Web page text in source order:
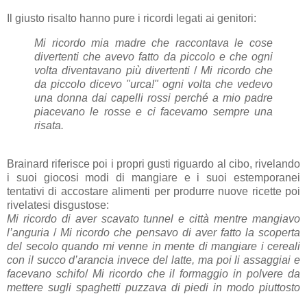
Il giusto risalto hanno pure i ricordi legati ai genitori:
Mi ricordo mia madre che raccontava le cose
divertenti che avevo fatto da piccolo e che ogni
volta diventavano più divertenti/Mi ricordo che
da piccolo dicevo "urca!" ogni volta che vedevo
una donna dai capelli rossi perché a mio padre
piacevano le rosse e ci facevamo sempre una
risata.
Brainard riferisce poi i propri gusti riguardo al cibo, rivelando
i suoi giocosi modi di mangiare e i suoi estemporanei
tentativi di accostare alimenti per produrre nuove ricette poi
rivelatesi disgustose:
Mi ricordo di aver scavato tunnel e città mentre mangiavo
l’anguria/Mi ricordo che pensavo di aver fatto la scoperta
del secolo quando mi venne in mente di mangiare i cereali
con il succo d’arancia invece del latte, ma poi li assaggiai e
facevano schifo/Mi ricordo che il formaggio in polvere da
mettere sugli spaghetti puzzava di piedi in modo piuttosto